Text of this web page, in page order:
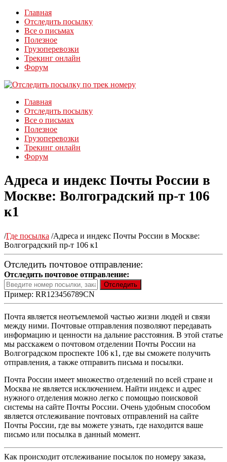
Главная
Отследить посылку
Все о письмах
Полезное
Грузоперевозки
Трекинг онлайн
Форум
Главная
Отследить посылку
Все о письмах
Полезное
Грузоперевозки
Трекинг онлайн
Форум
Адреса и индекс Почты России в
Москве: Волгоградский пр-т 106
к1
/Где посылка /Адреса и индекс Почты России в Москве:
Волгоградский пр-т 106 к1
Отследить почтовое отправление:
Отследить почтовое отправление:
Пример: RR123456789CN
Почта является неотъемлемой частью жизни людей и связи
между ними. Почтовые отправления позволяют передавать
информацию и ценности на дальние расстояния. В этой статье
мы расскажем о почтовом отделении Почты России на
Волгоградском проспекте 106 к1, где вы сможете получить
отправления, а также отправить письма и посылки.
Почта России имеет множество отделений по всей стране и
Москва не является исключением. Найти индекс и адрес
нужного отделения можно легко с помощью поисковой
системы на сайте Почты России. Очень удобным способом
является отслеживание почтовых отправлений на сайте
Почты России, где вы можете узнать, где находится ваше
письмо или посылка в данный момент.
Как происходит отслеживание посылок по номеру заказа,